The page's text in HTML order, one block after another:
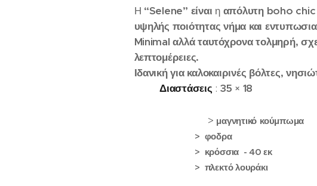
Η “Selene” είναι η απόλυτη boho chic
υψηλής ποιότητας νήμα και
Minimal αλλά ταυτόχρονα τολμηρή,
λεπτομέρειες.
Ιδανική για καλοκαιρινές βόλτες,
Διαστάσεις : 35 × 18
> μαγνητικό κούμπωμα
> φοδρα
> κρόσσια - 40 εκ
> πλεκτό λουράκι